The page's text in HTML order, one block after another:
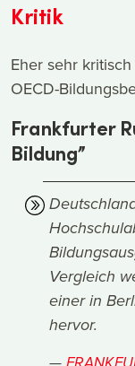
Kritik
Eher sehr
OECD-
Frankfurter
Bildung”
Vergleich
einer in
hervor.